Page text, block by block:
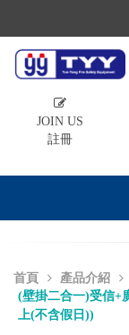
JOIN US
註冊
首頁
產品介紹
(壁掛二合一)受信+
上(不含假日))